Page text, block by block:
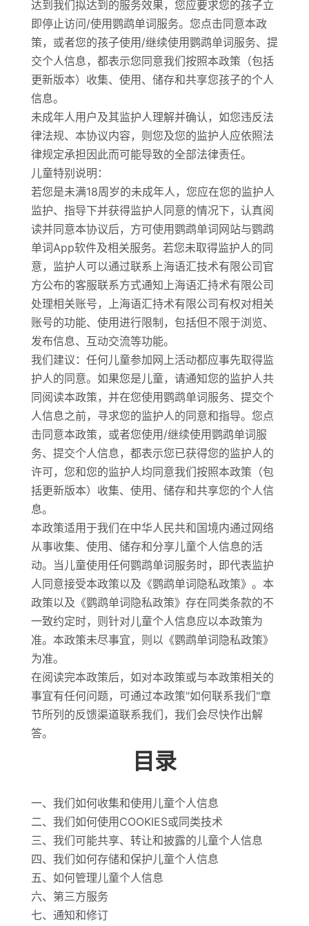
达到我们拟达到的服务效果，您应要求您的孩子立
即停止访问/使用鹦鹉单词服务。您点击同意本政
策，或者您的孩子使用/继续使用鹦鹉单词服务、提
交个人信息，都表示您同意我们按照本政策（包括
更新版本）收集、使用、储存和共享您孩子的个人
信息。
未成年人用户及其监护人理解并确认，如您违反法
律法规、本协议内容，则您及您的监护人应依照法
律规定承担因此而可能导致的全部法律责任。
儿童特别说明：
若您是未满18周岁的未成年人，您应在您的监护人
监护、指导下并获得监护人同意的情况下，认真阅
读并同意本协议后，方可使用鹦鹉单词网站与鹦鹉
单词App软件及相关服务。若您未取得监护人的同
意，监护人可以通过联系上海语汇技术有限公司官
方公布的客服联系方式通知上海语汇持术有限公司
处理相关账号，上海语汇持术有限公司有权对相关
账号的功能、使用进行限制，包括但不限于浏览、
发布信息、互动交流等功能。
我们建议：任何儿童参加网上活动都应事先取得监
护人的同意。如果您是儿童，请通知您的监护人共
同阅读本政策，并在您使用鹦鹉单词服务、提交个
人信息之前，寻求您的监护人的同意和指导。您点
击同意本政策，或者您使用/继续使用鹦鹉单词服
务、提交个人信息，都表示您已获得您的监护人的
许可，您和您的监护人均同意我们按照本政策（包
括更新版本）收集、使用、储存和共享您的个人信
息。
本政策适用于我们在中华人民共和国境内通过网络
从事收集、使用、储存和分享儿童个人信息的活
动。当儿童使用任何鹦鹉单词服务时，即代表监护
人同意接受本政策以及《鹦鹉单词隐私政策》。本
政策以及《鹦鹉单词隐私政策》存在同类条款的不
一致约定时，则针对儿童个人信息应以本政策为
准。本政策未尽事宜，则以《鹦鹉单词隐私政策》
为准。
在阅读完本政策后，如对本政策或与本政策相关的
事宜有任何问题，可通过本政策"如何联系我们"章
节所列的反馈渠道联系我们，我们会尽快作出解
答。
目录
一、我们如何收集和使用儿童个人信息
二、我们如何使用COOKIES或同类技术
三、我们可能共享、转让和披露的儿童个人信息
四、我们如何存储和保护儿童个人信息
五、如何管理儿童个人信息
六、第三方服务
七、通知和修订